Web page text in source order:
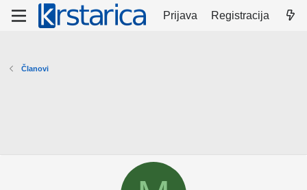
Prijava Registracija
Članovi